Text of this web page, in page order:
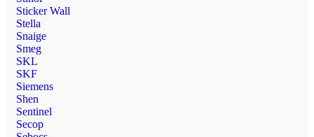
Sticker Wall
Stella
Snaige
Smeg
SKL
SKF
Siemens
Shen
Sentinel
Secop